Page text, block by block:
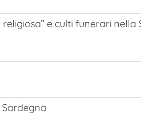
e culti funerari nella